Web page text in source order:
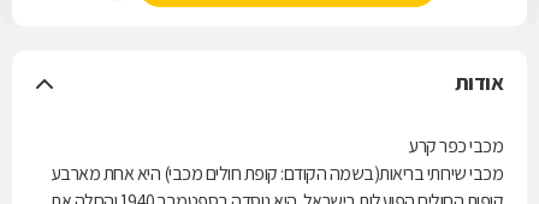
אודות
מכבי כפר קרע
מכבי שירותי בריאות(בשמה הקודם: קופת חולים מכבי) היא אחת מארבע